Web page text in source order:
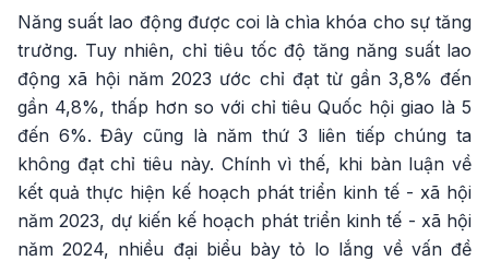
Năng suất lao động được coi là chìa khóa cho sự tăng
trưởng. Tuy nhiên, chỉ tiêu tốc độ tăng năng suất lao
động xã hội năm 2023 ước chỉ đạt từ gần 3,8% đến
gần 4,8%, thấp hơn so với chỉ tiêu Quốc hội giao là 5
đến 6%. Đây cũng là năm thứ 3 liên tiếp chúng ta
không đạt chỉ tiêu này. Chính vì thế, khi bàn luận về
kết quả thực hiện kế hoạch phát triển kinh tế - xã hội
năm 2023, dự kiến kế hoạch phát triển kinh tế - xã hội
năm 2024, nhiều đại biểu bày tỏ lo lắng về vấn đề